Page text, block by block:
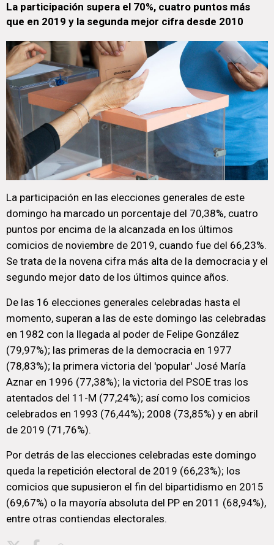
La participación supera el 70%, cuatro puntos más
que en 2019 y la segunda mejor cifra desde 2010
La participación en las elecciones generales de este
domingo ha marcado un porcentaje del 70,38%, cuatro
puntos por encima de la alcanzada en los últimos
comicios de noviembre de 2019, cuando fue del 66,23%.
Se trata de la novena cifra más alta de la democracia y el
segundo mejor dato de los últimos quince años.
De las 16 elecciones generales celebradas hasta el
momento, superan a las de este domingo las celebradas
en 1982 con la llegada al poder de Felipe González
(79,97%); las primeras de la democracia en 1977
(78,83%); la primera victoria del 'popular' José María
Aznar en 1996 (77,38%); la victoria del PSOE tras los
atentados del 11-M (77,24%); así como los comicios
celebrados en 1993 (76,44%); 2008 (73,85%) y en abril
de 2019 (71,76%).
Por detrás de las elecciones celebradas este domingo
queda la repetición electoral de 2019 (66,23%); los
comicios que supusieron el fin del bipartidismo en 2015
(69,67%) o la mayoría absoluta del PP en 2011 (68,94%),
entre otras contiendas electorales.